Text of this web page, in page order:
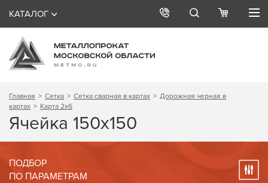
КАТАЛОГ
Главная Сетка Сетка сварная в картах
Дорожная черная в
картах
Карта 2х6
Ячейка 150х150
ПОДБОР
ПО ПАРАМЕТРАМ